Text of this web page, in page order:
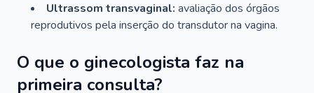
Ultrassom transvaginal: avaliação dos órgãos
reprodutivos pela inserção do transdutor na vagina.
O que o ginecologista faz na
primeira consulta?